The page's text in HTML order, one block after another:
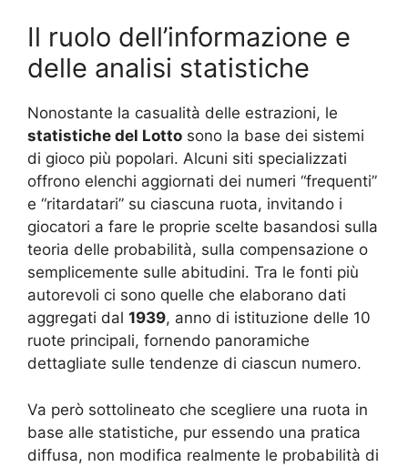
Il ruolo dell’informazione e
delle analisi statistiche
Nonostante la casualità delle estrazioni, le
statistiche del Lotto sono la base dei sistemi
di gioco più popolari. Alcuni siti specializzati
offrono elenchi aggiornati dei numeri “frequenti”
e “ritardatari” su ciascuna ruota, invitando i
giocatori a fare le proprie scelte basandosi sulla
teoria delle probabilità, sulla compensazione o
semplicemente sulle abitudini. Tra le fonti più
autorevoli ci sono quelle che elaborano dati
aggregati dal 1939, anno di istituzione delle 10
ruote principali, fornendo panoramiche
dettagliate sulle tendenze di ciascun numero.
Va però sottolineato che scegliere una ruota in
base alle statistiche, pur essendo una pratica
diffusa, non modifica realmente le probabilità di